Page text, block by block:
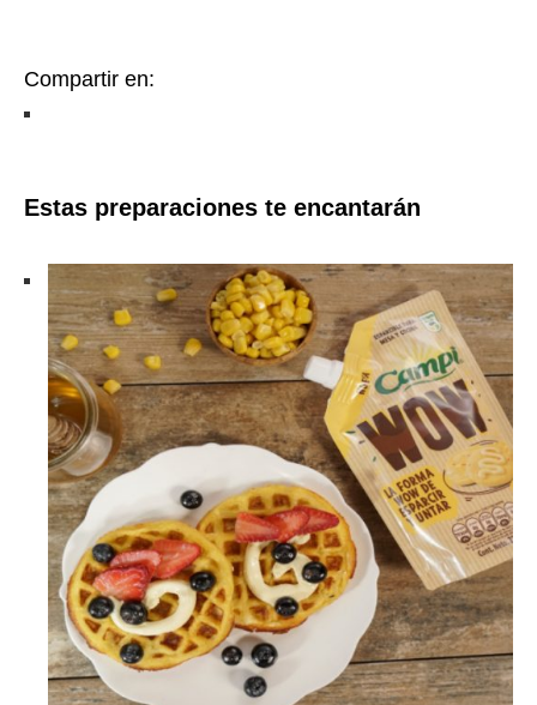
Compartir en:
Estas preparaciones te encantarán